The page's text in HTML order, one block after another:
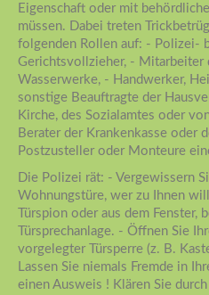
Eigenschaft oder mit
müssen. Dabei treten
folgenden Rollen auf: - Polizei-
Gerichtsvollzieher, - Mitarbeiter
Wasserwerke, - Handwerker,
sonstige Beauftragte der
Kirche, des Sozialamtes oder
Berater der Krankenkasse oder
Postzusteller oder Monteure
Die Polizei rät: - Vergewissern
Wohnungstüre, wer zu Ihnen
Türspion oder aus dem Fenster,
Türsprechanlage. - Öffnen Sie
vorgelegter Türsperre (z. B.
Lassen Sie niemals Fremde in
einen Ausweis ! Klären Sie